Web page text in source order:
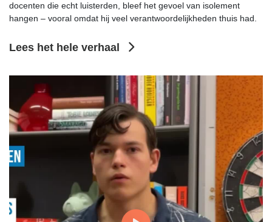
docenten die echt luisterden, bleef het gevoel van isolement
hangen – vooral omdat hij veel verantwoordelijkheden thuis had.
Lees het hele verhaal